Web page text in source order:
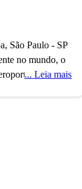
São Paulo - SP
no mundo, o
de
e a São Paulo
se
Leia mais